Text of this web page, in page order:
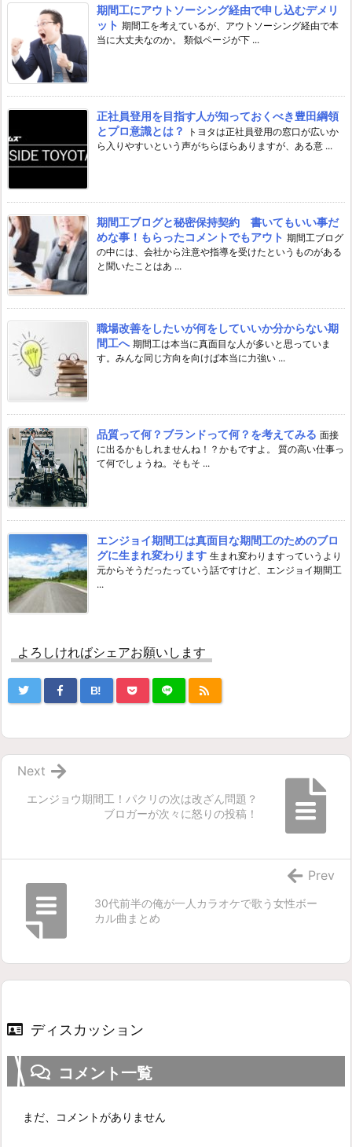
期間工にアウトソーシング経由で申し込むデメリ
ット 期間工を考えているが、アウトソーシング経由で本
当に大丈夫なのか。 類似ページが下 ...
正社員登用を目指す人が知っておくべき豊田綱領
とプロ意識とは？
トヨタは正社員登用の窓口が広いか
ら入りやすいという声がちらほらありますが、ある意 ...
期間工ブログと秘密保持契約 書いてもいい事だ
めな事！もらったコメントでもアウト 期間工ブログ
の中には、会社から注意や指導を受けたというものがある
と聞いたことはあ ...
職場改善をしたいが何をしていいか分からない期
間工へ 期間工は本当に真面目な人が多いと思っていま
す。みんな同じ方向を向けば本当に力強い ...
品質って何？ブランドって何？を考えてみる 面接
に出るかもしれませんね！？かもですよ。 質の高い仕事っ
て何でしょうね。そもそ ...
エンジョイ期間工は真面目な期間工のためのブロ
グに生まれ変わります 生まれ変わりますっていうより
元からそうだったっていう話ですけど、エンジョイ期間工
...
よろしければシェアお願いします
B!
エンジョウ期間工！パクリの次は改ざん問題？
ブロガーが次々に怒りの投稿！
Next
30代前半の俺が一人カラオケで歌う女性ボー
カル曲まとめ
Prev
ディスカッション
コメント一覧
まだ、コメントがありません